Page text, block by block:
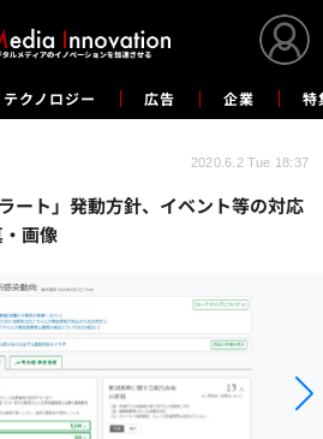
テクノロジー 広告 企業 特
ート」発動方針、イベント等の対応
画像
2020.6.2 Tue 18:37